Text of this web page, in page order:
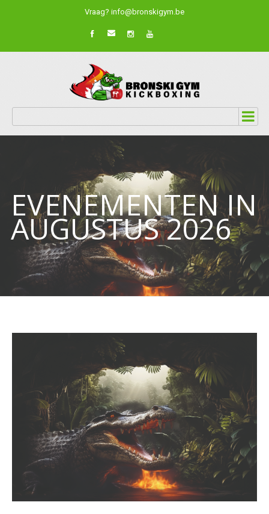
Vraag? info@bronskigym.be
EVENEMENTEN IN
AUGUSTUS 2026